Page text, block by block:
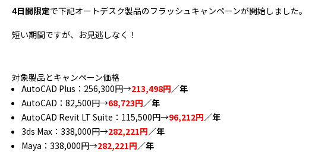
4日間限定で下記オートデスク製品のフラッシュキャンペーンが開始しました。
短い期間ですが、お見逃しなく！
対象製品とキャンペーン価格
AutoCAD Plus：256,300円→213,498円／年
AutoCAD：82,500円→68,723円／年
AutoCAD Revit LT Suite：115,500円→96,212円／年
3ds Max：338,000円→282,221円／年
Maya：338,000円→282,221円／年